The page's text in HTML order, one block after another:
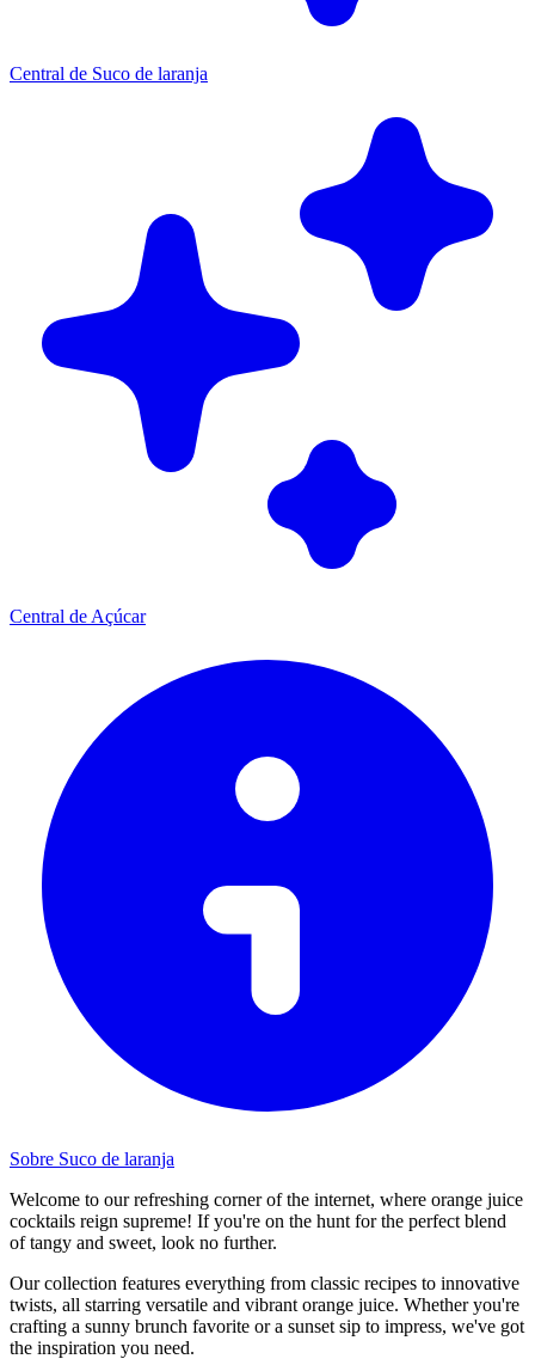
Central de Suco de laranja
Central de Açúcar
Sobre Suco de laranja
Welcome to our refreshing corner of the internet, where orange juice
cocktails reign supreme! If you're on the hunt for the perfect blend
of tangy and sweet, look no further.
Our collection features everything from classic recipes to innovative
twists, all starring versatile and vibrant orange juice. Whether you're
crafting a sunny brunch favorite or a sunset sip to impress, we've got
the inspiration you need.